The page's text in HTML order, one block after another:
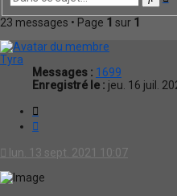
23 messages • Page 1 sur 1
Tyra
Messages : 1699
Enregistré le : jeu. 16 juil.
lun. 13 sept. 2021 10:07